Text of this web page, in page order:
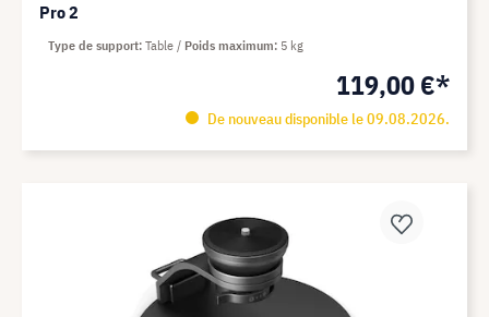
Pro 2
119,00 €*
De nouveau disponible le 09.08.2026.
Type de support Table Poids maximum 5 kg